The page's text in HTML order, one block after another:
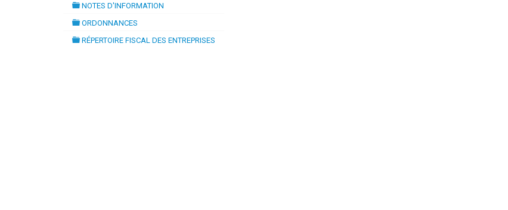
NOTES D'INFORMATION
ORDONNANCES
RÉPERTOIRE FISCAL DES ENTREPRISES